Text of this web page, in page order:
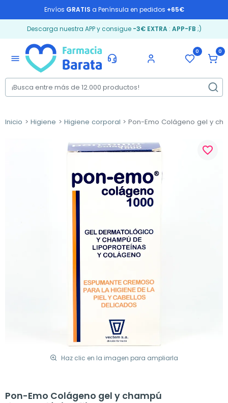
Envíos GRATIS a Península en pedidos +65€
Descarga nuestra APP y consigue -3€ EXTRA: APP-FB ;)
menu
0 0
Inicio Higiene Higiene corporal Pon-Emo Colágeno gel y
Haz clic en la imagen para ampliarla
favorite_border
Pon-Emo Colágeno gel y champú